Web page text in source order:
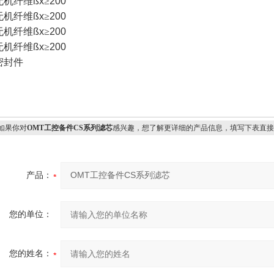
机纤维ßx≥200
机纤维ßx≥200
机纤维ßx≥200
封件
你对OMT工控备件CS系列滤芯感兴趣，想了解更详细的产品信息，填写下表直接
产品：
您的单位：
您的姓名：